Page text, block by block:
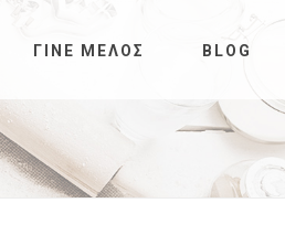
ΓΊΝΕ ΜΈΛΟΣ BLOG